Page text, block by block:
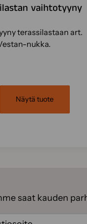
vaihtotyyny
terassilastaan art.
nukka.
Näytä tuote
saat kauden
(Pakollinen)